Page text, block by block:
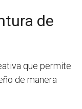
de
que permite
de manera